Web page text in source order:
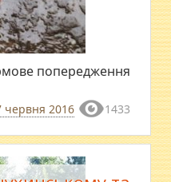
попередження
червня 2016 1433